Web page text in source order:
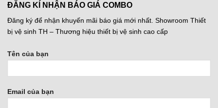
ĐĂNG KÍ NHẬN BÁO GIÁ COMBO
Đăng ký để nhận khuyến mãi báo giá mới nhất. Showroom Thiết
bị vệ sinh TH – Thương hiệu thiết bị vệ sinh cao cấp
Tên của bạn
Email của bạn